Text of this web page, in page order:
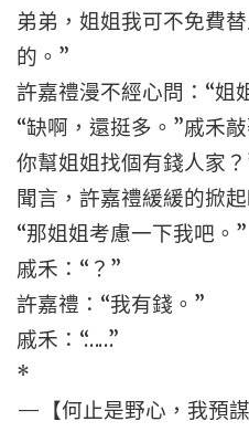
弟弟，姐姐我可不免費
的。”
許嘉禮漫不經心問：“姐
“缺啊，還挺多。”戚禾
你幫姐姐找個有錢人家
聞言，許嘉禮緩緩的掀
“那姐姐考慮一下我吧。”
戚禾：“？”
許嘉禮：“我有錢。”
戚禾：“……”
*
—【何止是野心，我預